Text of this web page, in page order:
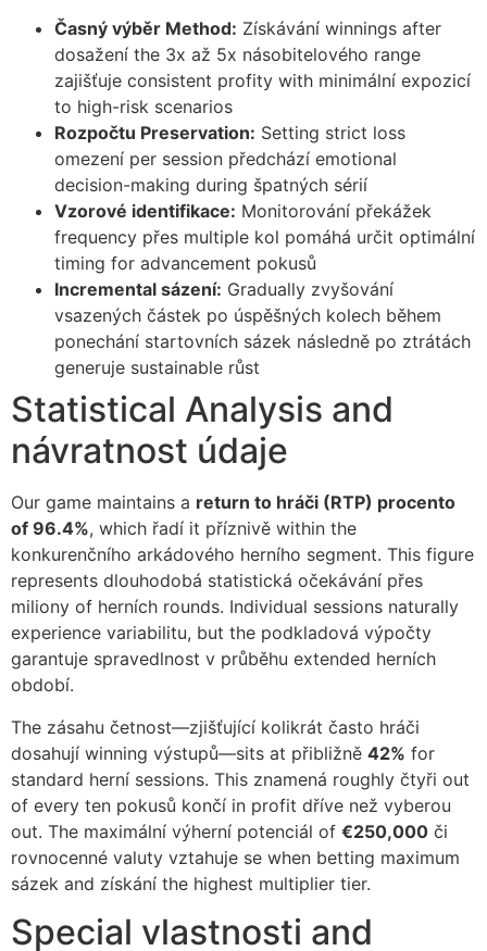
panel
panel
Hacklink
satın al
panel
panel
panel
panel
panel
panel
panel
panel
panel
panel
panel
panel
Časný výběr Method: Získávání winnings after
dosažení the 3x až 5x násobitelového range
zajišťuje consistent profity with minimální expozicí
to high-risk scenarios
Rozpočtu Preservation: Setting strict loss
omezení per session předchází emotional
decision-making during špatných sérií
Vzorové identifikace: Monitorování překážek
frequency přes multiple kol pomáhá určit optimální
timing for advancement pokusů
Incremental sázení: Gradually zvyšování
vsazených částek po úspěšných kolech během
ponechání startovních sázek následně po ztrátách
generuje sustainable růst
Statistical Analysis and
návratnost údaje
Our game maintains a return to hráči (RTP) procento
of 96.4%, which řadí it příznivě within the
konkurenčního arkádového herního segment. This figure
represents dlouhodobá statistická očekávání přes
miliony of herních rounds. Individual sessions naturally
experience variabilitu, but the podkladová výpočty
garantuje spravedlnost v průběhu extended herních
období.
The zásahu četnost—zjišťující kolikrát často hráči
dosahují winning výstupů—sits at přibližně 42% for
standard herní sessions. This znamená roughly čtyři out
of every ten pokusů končí in profit dříve než vyberou
out. The maximální výherní potenciál of €250,000 či
rovnocenné valuty vztahuje se when betting maximum
sázek and získání the highest multiplier tier.
Special vlastnosti and